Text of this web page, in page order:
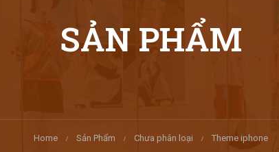
SẢN PHẨM
Home Sản Phẩm Chưa phân loại Theme iphone